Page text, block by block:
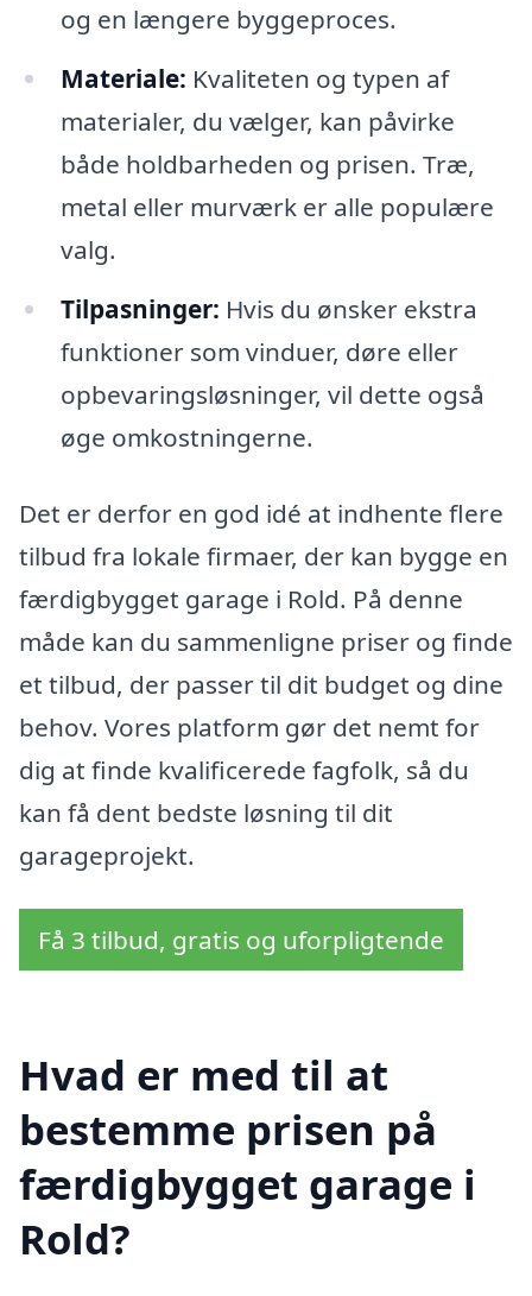
og en længere byggeproces.
Materiale: Kvaliteten og typen af
materialer, du vælger, kan påvirke
både holdbarheden og prisen. Træ,
metal eller murværk er alle populære
valg.
Tilpasninger: Hvis du ønsker ekstra
funktioner som vinduer, døre eller
opbevaringsløsninger, vil dette også
øge omkostningerne.
Det er derfor en god idé at indhente flere
tilbud fra lokale firmaer, der kan bygge en
færdigbygget garage i Rold. På denne
måde kan du sammenligne priser og finde
et tilbud, der passer til dit budget og dine
behov. Vores platform gør det nemt for
dig at finde kvalificerede fagfolk, så du
kan få dent bedste løsning til dit
garageprojekt.
Få 3 tilbud, gratis og uforpligtende
Hvad er med til at
bestemme prisen på
færdigbygget garage i
Rold?